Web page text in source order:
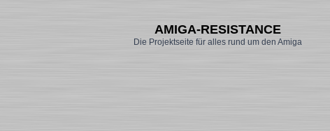
AMIGA-RESISTANCE
Die Projektseite für alles rund um den Amiga